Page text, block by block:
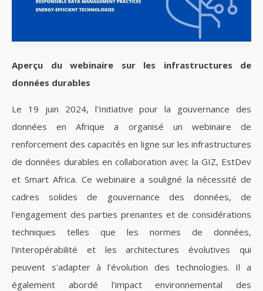
Aperçu du webinaire sur les infrastructures de
données durables
Le 19 juin 2024, l'Initiative pour la gouvernance des
données en Afrique a organisé un webinaire de
renforcement des capacités en ligne sur les infrastructures
de données durables en collaboration avec la GIZ, EstDev
et Smart Africa. Ce webinaire a souligné la nécessité de
cadres solides de gouvernance des données, de
l'engagement des parties prenantes et de considérations
techniques telles que les normes de données,
l'interopérabilité et les architectures évolutives qui
peuvent s'adapter à l'évolution des technologies. Il a
également abordé l'impact environnemental des